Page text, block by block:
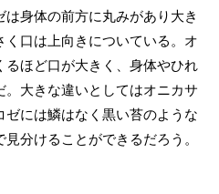
身体の前方に丸みがあり大き
く口は上向きについている。オ
るほど口が大きく、身体やひれ
大きな違いとしてはオニカサ
ゼには鱗はなく黒い苔のような
分けることができるだろう。